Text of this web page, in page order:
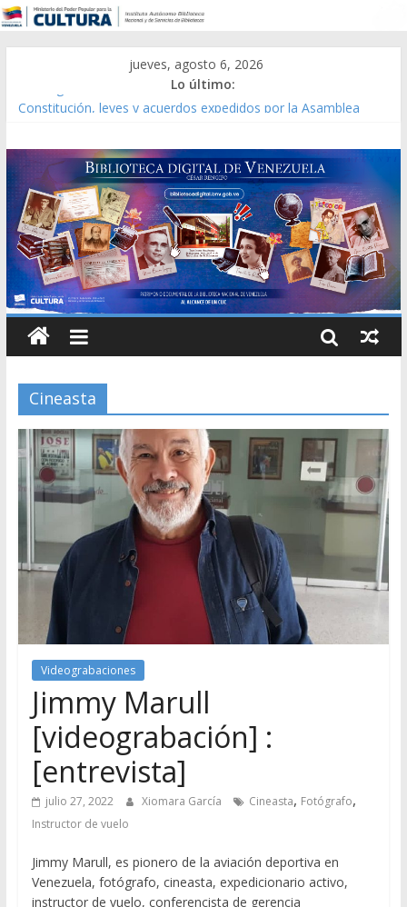
jueves, agosto 6, 2026
Lo último:
Catálogo temático de obras de Modesta Bor
Una Parálisis [material gráfico]
Modesta Bor Sánchez [material gráfico]
Gaceta Oficial de la República de Venezuela año CXXXIII Mes V,
Caracas 09 de marzo de 2006 N° 38.394
Cineasta
Videograbaciones
Jimmy Marull
[videograbación] :
[entrevista]
julio 27, 2022 Xiomara García Cineasta, Fotógrafo,
Instructor de vuelo
Jimmy Marull, es pionero de la aviación deportiva en
Venezuela, fotógrafo, cineasta, expedicionario activo,
instructor de vuelo, conferencista de gerencia